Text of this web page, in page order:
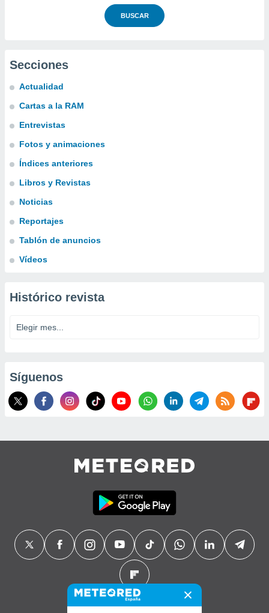
BUSCAR
Secciones
Actualidad
Cartas a la RAM
Entrevistas
Fotos y animaciones
Índices anteriores
Libros y Revistas
Noticias
Reportajes
Tablón de anuncios
Vídeos
Histórico revista
Síguenos